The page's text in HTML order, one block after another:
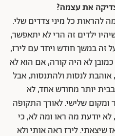
את עצמה?
להראות כל מיני צדדים שלי.
ילדים זה הרי לא יתאפשר,
זה במשך חודש ויחד עם לירז,
לא היה קורה, אם הוא לא
אוהבת לנסות ולהתנסות, אבל
יותר מחודש אחד, לא
ומקום שלישי. לאורך התקופה
יודעת מה ראו ומה לא, כי
לירז ראה אותי ולא